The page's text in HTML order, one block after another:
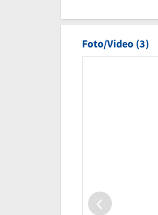
Foto/Video (3)